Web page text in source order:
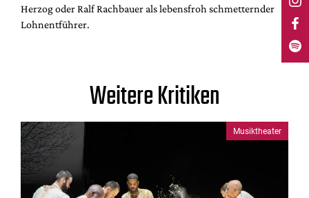
Herzog oder Ralf Rachbauer als lebensfroh schmetternder
Lohnentführer.
Weitere Kritiken
Musiktheater